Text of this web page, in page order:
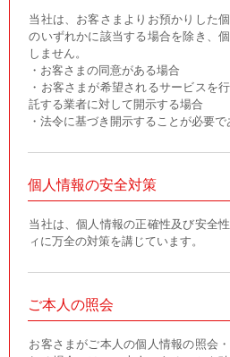
当社は、お客さまよりお預かりした
のいずれかに該当する場合を除き、
しません。
・お客さまの同意がある場合
・お客さまが希望されるサービスを
託する業者に対して開示する場合
・法令に基づき開示することが必要で
個人情報の安全対策
当社は、個人情報の正確性及び安全
ィに万全の対策を講じています。
ご本人の照会
お客さまがご本人の個人情報の照会